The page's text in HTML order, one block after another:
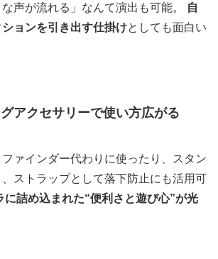
な声が流れる」なんて演出も可能。
自
ョンを引き出す仕掛けとしても面白い
アクセサリーで使い方広がる
ァインダー代わりに使ったり、スタン
、ストラップとして落下防止にも活用可
に詰め込まれた“便利さと遊び心”が光